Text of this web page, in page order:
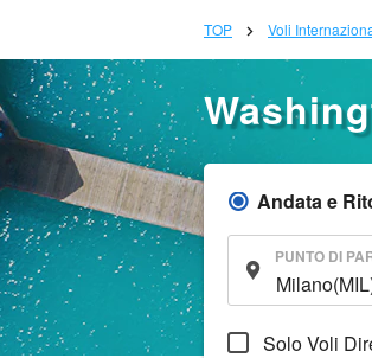
TOP Voli
Andata e
PUNTO DI
Solo Voli